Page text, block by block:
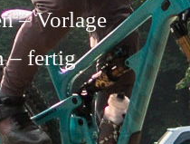
– Vorlage
– fertig